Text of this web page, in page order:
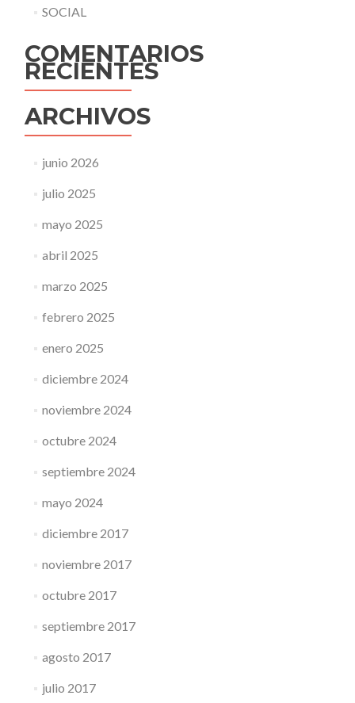
SOCIAL
COMENTARIOS
RECIENTES
ARCHIVOS
junio 2026
julio 2025
mayo 2025
abril 2025
marzo 2025
febrero 2025
enero 2025
diciembre 2024
noviembre 2024
octubre 2024
septiembre 2024
mayo 2024
diciembre 2017
noviembre 2017
octubre 2017
septiembre 2017
agosto 2017
julio 2017